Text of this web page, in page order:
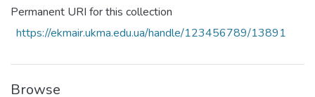
Permanent URI for this collection
https://ekmair.ukma.edu.ua/handle/123456789/13891
Browse